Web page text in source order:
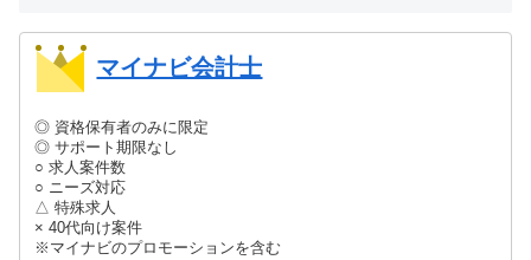
マイナビ会計士
◎ 資格保有者のみに限定
◎ サポート期限なし
○ 求人案件数
○ ニーズ対応
△ 特殊求人
× 40代向け案件
※マイナビのプロモーションを含む